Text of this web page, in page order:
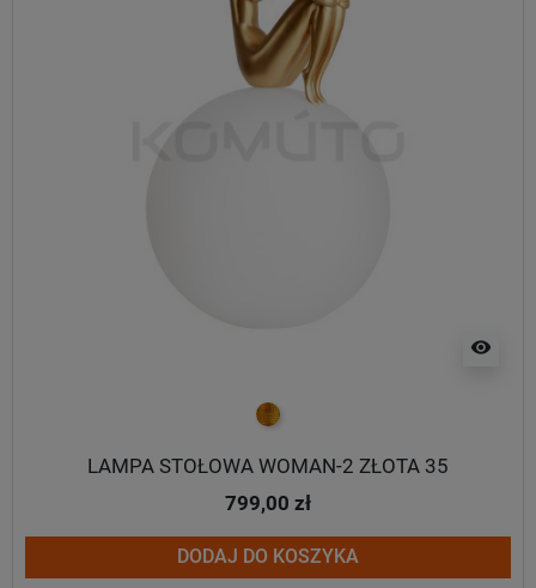
visibility
złoty
LAMPA STOŁOWA WOMAN-2 ZŁOTA 35
799,00 zł
DODAJ DO KOSZYKA